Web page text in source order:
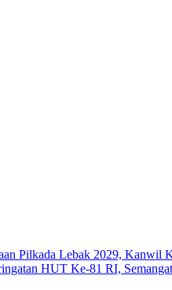
Pilkada Lebak 2029, Kanwil
HUT Ke-81 RI,